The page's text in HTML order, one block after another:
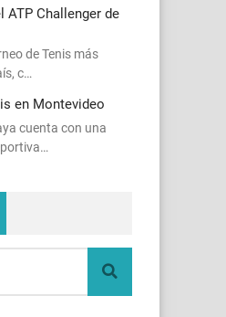
ATP Challenger de
de Tenis más
c…
en Montevideo
cuenta con una